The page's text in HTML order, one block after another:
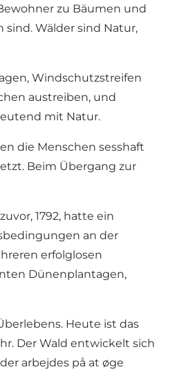
zu Bäumen und
Wälder sind Natur,
Windschutzstreifen
austreiben, und
mit Natur.
die Menschen sesshaft
Beim Übergang zur
1792, hatte ein
an der
erfolglosen
Dünenplantagen,
Heute ist das
Der Wald entwickelt sich
arbejdes på at øge